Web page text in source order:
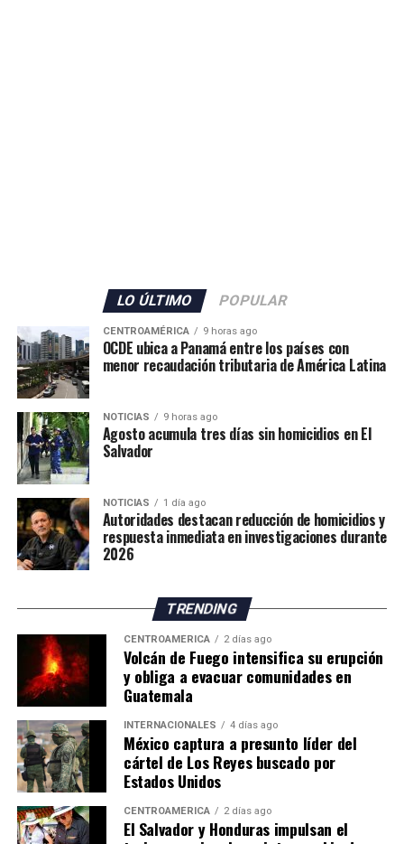
agentes adicionales, que se sumarán a los 80 efectivos ya
desplegados en el territorio.
Además, las autoridades anunciaron el envío de grupos
de buceadores y embarcaciones del Servicio Marítimo de
la Guardia Civil para apoyar las labores de vigilancia y
respuesta ante nuevos intentos de ingreso irregular.
La situación mantiene en alerta a las autoridades
españolas, mientras continúan las gestiones para
atender la emergencia migratoria y reforzar el control
fronterizo.
LO ÚLTIMO POPULAR
CENTROAMÉRICA 9 horas ago
OCDE ubica a Panamá entre los países con
menor recaudación tributaria de América Latina
NOTICIAS 9 horas ago
Agosto acumula tres días sin homicidios en El
Salvador
NOTICIAS 1 día ago
Autoridades destacan reducción de homicidios y
respuesta inmediata en investigaciones durante
2026
TRENDING
CENTROAMÉRICA 2 días ago
Volcán de Fuego intensifica su erupción
y obliga a evacuar comunidades en
Guatemala
INTERNACIONALES 4 días ago
México captura a presunto líder del
cártel de Los Reyes buscado por
Estados Unidos
CENTROAMÉRICA 2 días ago
El Salvador y Honduras impulsan el